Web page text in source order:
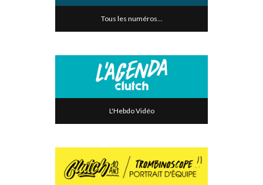
Tous les numéros...
L'Hebdo Vidéo